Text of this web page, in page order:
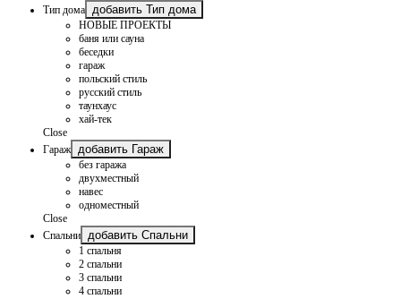
Тип дома
добавить Тип дома
НОВЫЕ ПРОЕКТЫ
баня или сауна
беседки
гараж
польский стиль
русский стиль
таунхаус
хай-тек
Close
Гараж
добавить Гараж
без гаража
двухместный
навес
одноместный
Close
Спальни
добавить Спальни
1 спальня
2 спальни
3 спальни
4 спальни